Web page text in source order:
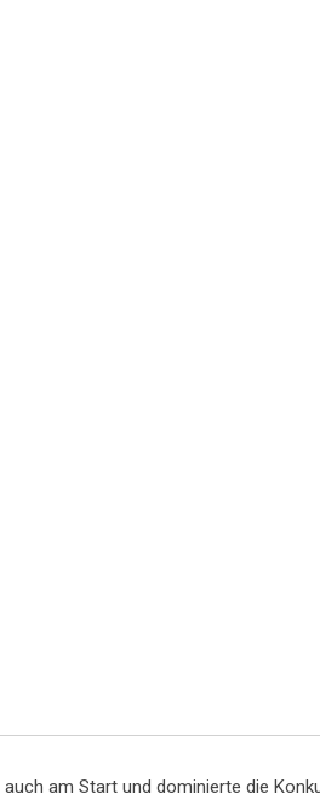
am Start und dominierte die